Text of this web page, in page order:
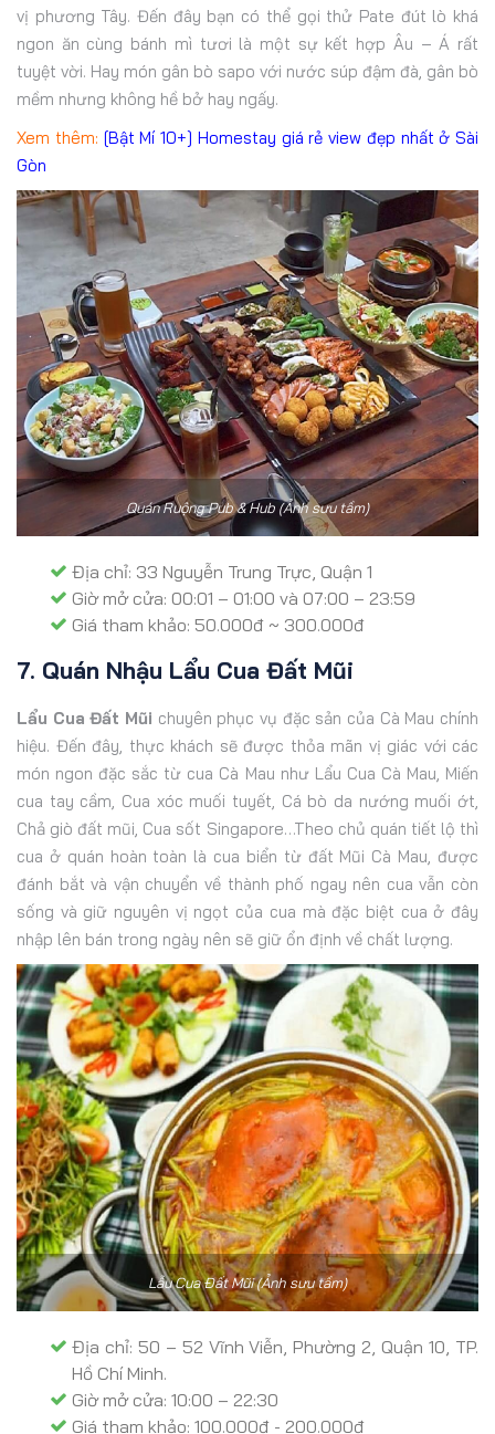
vị phương Tây. Đến đây bạn có thể gọi thử Pate đút lò khá
ngon ăn cùng bánh mì tươi là một sự kết hợp Âu – Á rất
tuyệt vời. Hay món gân bò sapo với nước súp đậm đà, gân bò
mềm nhưng không hề bở hay ngấy.
Xem thêm: [Bật Mí 10+] Homestay giá rẻ view đẹp nhất ở Sài
Gòn
Quán Ruộng Pub & Hub (Ảnh sưu tầm)
Địa chỉ: 33 Nguyễn Trung Trực, Quận 1
Giờ mở cửa: 00:01 – 01:00 và 07:00 – 23:59
Giá tham khảo: 50.000đ ~ 300.000đ
7. Quán Nhậu Lẩu Cua Đất Mũi
Lẩu Cua Đất Mũi chuyên phục vụ đặc sản của Cà Mau chính
hiệu. Đến đây, thực khách sẽ được thỏa mãn vị giác với các
món ngon đặc sắc từ cua Cà Mau như Lẩu Cua Cà Mau, Miến
cua tay cầm, Cua xóc muối tuyết, Cá bò da nướng muối ớt,
Chả giò đất mũi, Cua sốt Singapore…Theo chủ quán tiết lộ thì
cua ở quán hoàn toàn là cua biển từ đất Mũi Cà Mau, được
đánh bắt và vận chuyển về thành phố ngay nên cua vẫn còn
sống và giữ nguyên vị ngọt của cua mà đặc biệt cua ở đây
nhập lên bán trong ngày nên sẽ giữ ổn định về chất lượng.
Lẫu Cua Đất Mũi (Ảnh sưu tầm)
Địa chỉ: 50 – 52 Vĩnh Viễn, Phường 2, Quận 10, TP.
Hồ Chí Minh.
Giờ mở cửa: 10:00 – 22:30
Giá tham khảo: 100.000đ - 200.000đ